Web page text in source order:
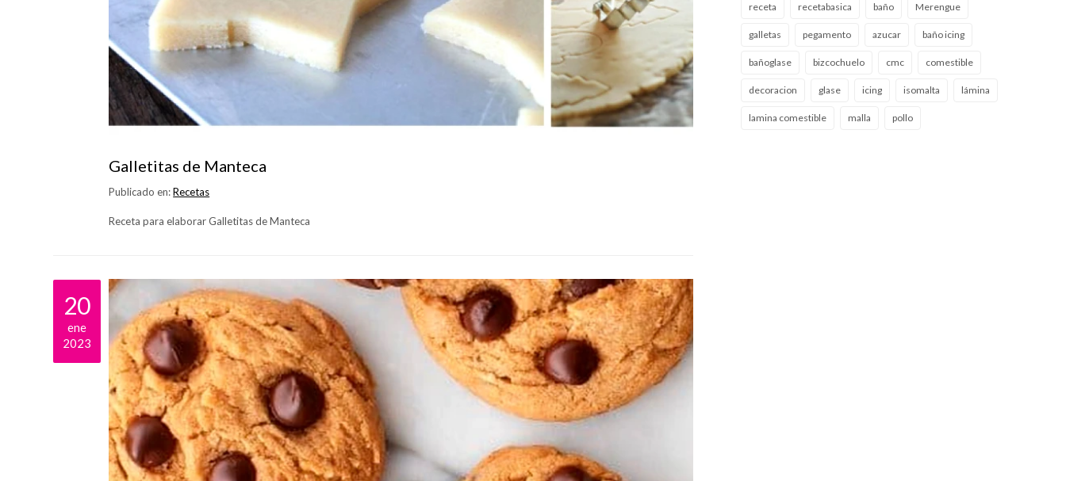
Galletitas de Manteca
Publicado en:Recetas
Receta para elaborar Galletitas de Manteca
20
ene
2023
receta recetabasica baño Merengue
galletas pegamento azucar baño icing
bañoglase bizcochuelo cmc comestible
decoracion glase icing isomalta lámina
lamina comestible malla pollo